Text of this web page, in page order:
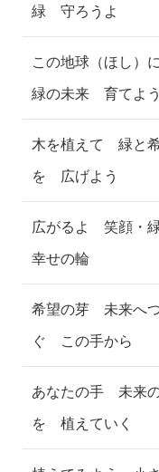
緑 守ろうよ
この地球（ほし）
緑の未来 育てよう
木を植えて 緑と
を 広げよう
広がるよ 笑顔・緑
幸せの輪
希望の芽 未来へ
ぐ この手から
あなたの手 未来
を 植えていく